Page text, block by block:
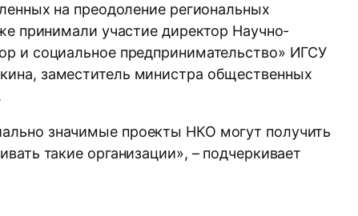
на преодоление региональных
принимали участие директор Научно-
и социальное предпринимательство» ИГСУ
заместитель министра общественных
значимые проекты НКО могут получить
такие организации», – подчеркивает